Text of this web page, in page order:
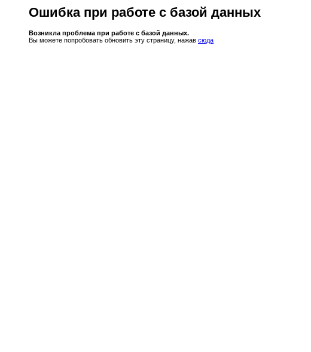
Ошибка при работе с базой данных
Возникла проблема при работе с базой данных.
Вы можете попробовать обновить эту страницу, нажав сюда